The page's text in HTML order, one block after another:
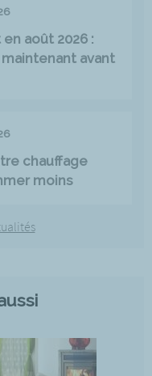
août 2026 :
avant
chauffage
moins